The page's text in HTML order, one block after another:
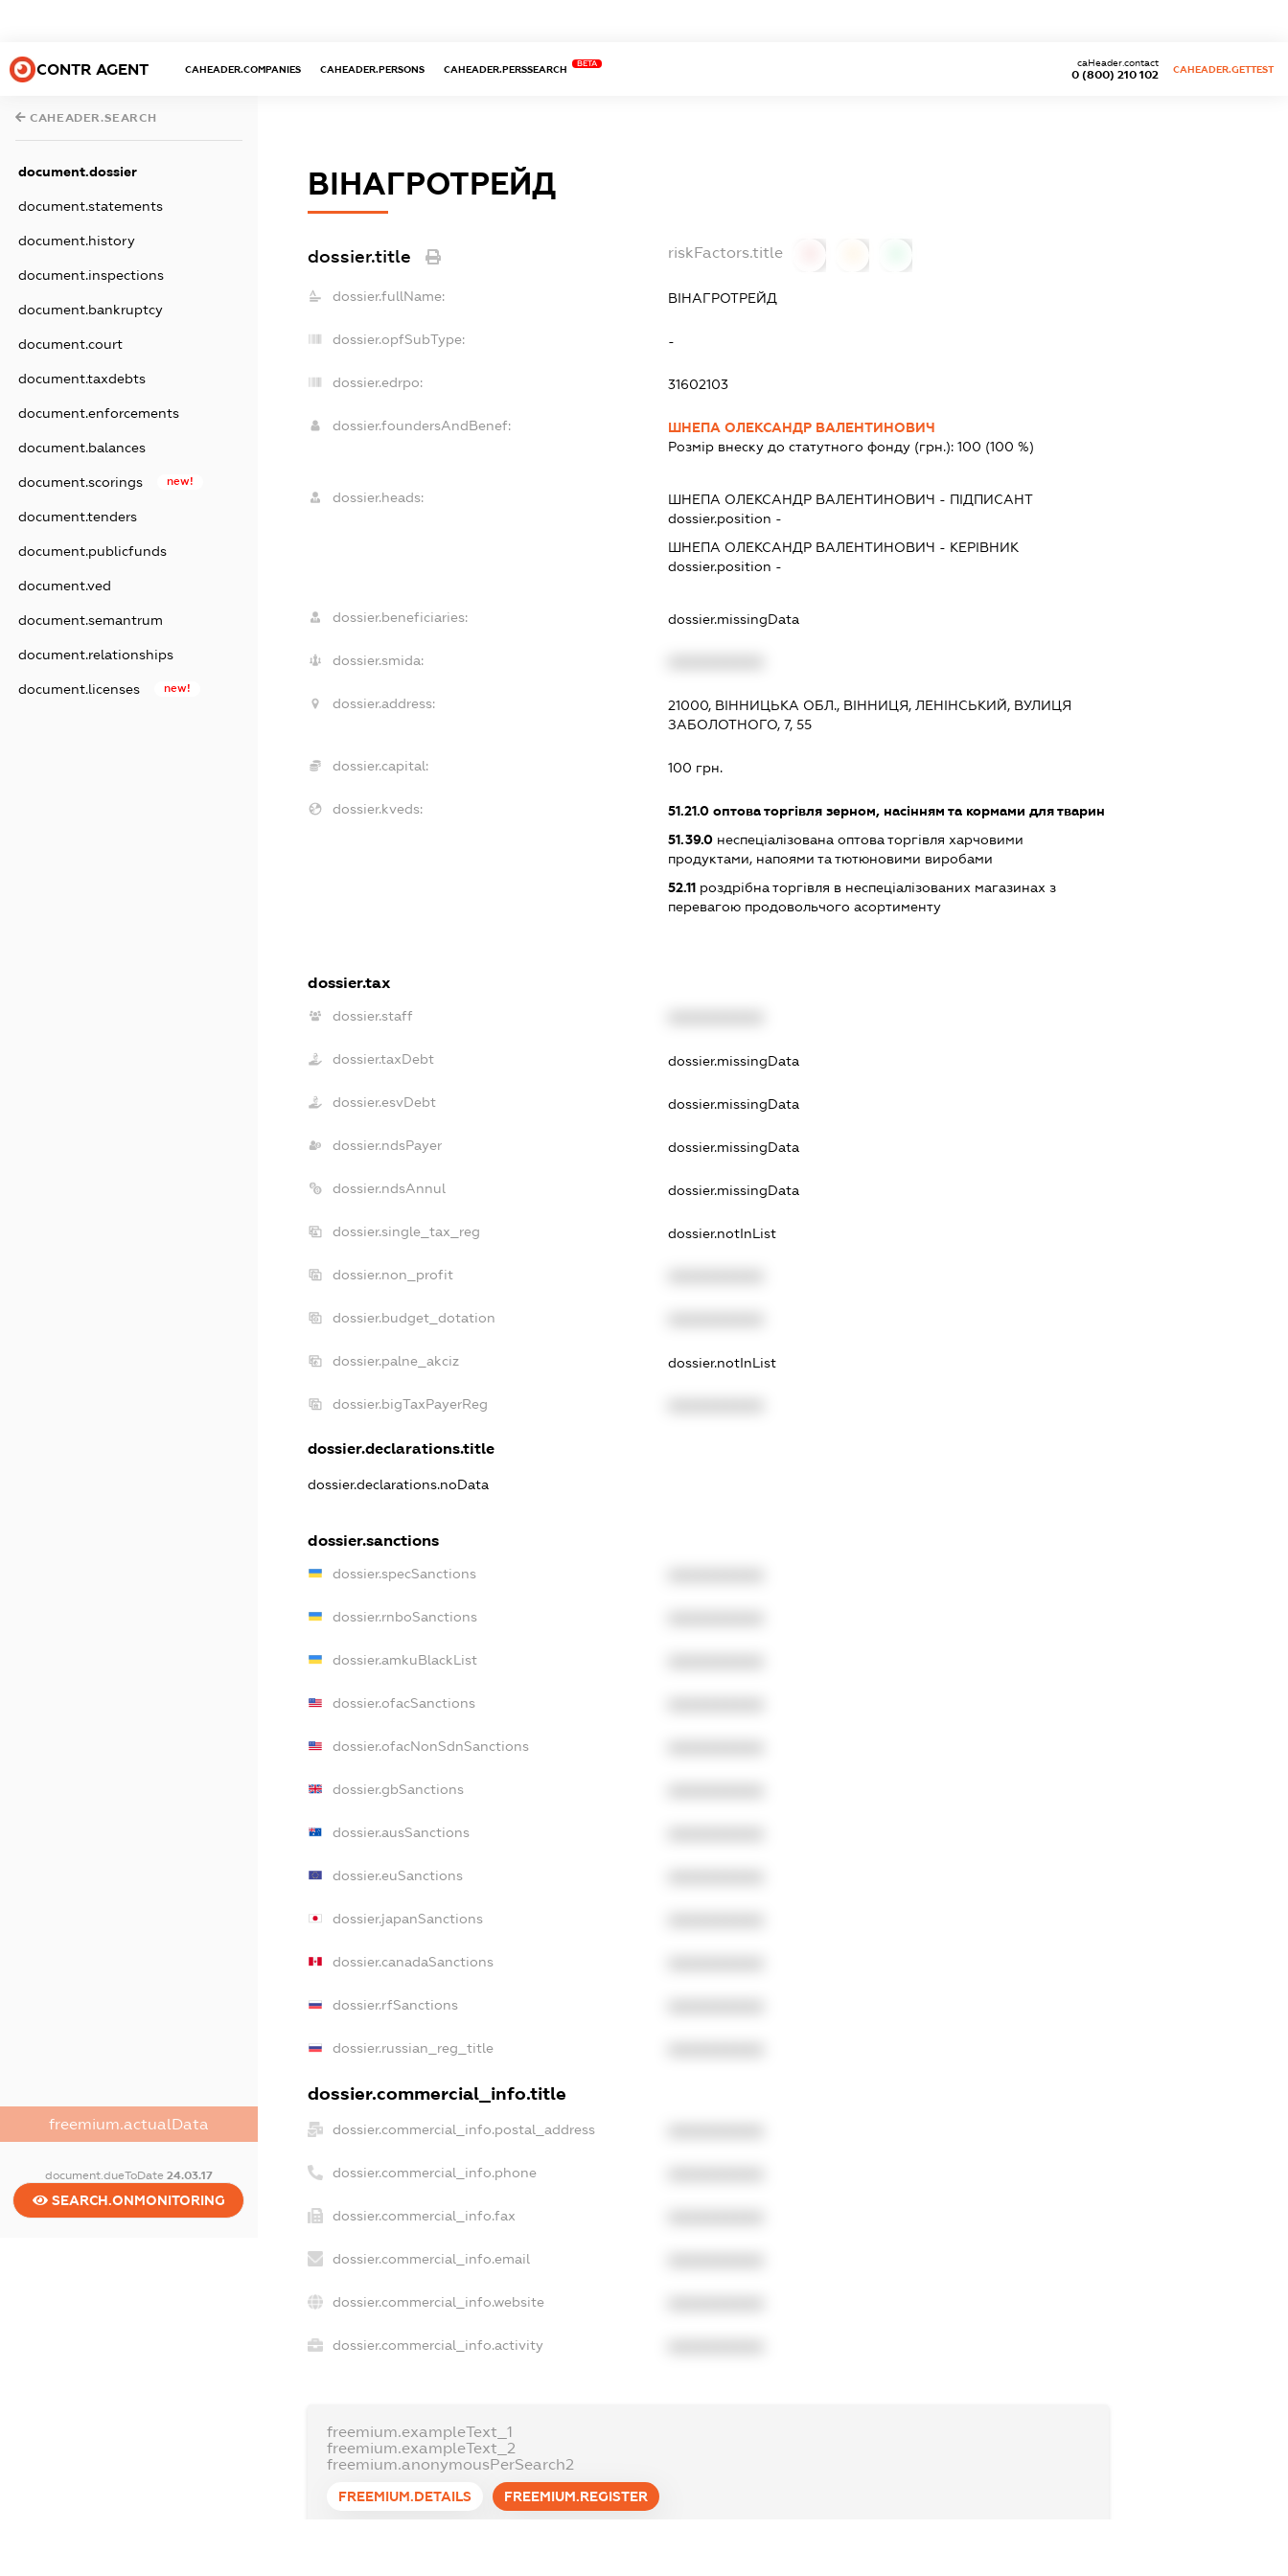
CONTR AGENT CAHEADER.COMPANIES CAHEADER.PERSONS CAHEADER.PERSSEARCH
BETA
0 (800) 210 102
caHeader.contact
CAHEADER.GETTEST
CAHEADER.SEARCH
document.dossier
document.statements
document.history
document.inspections
document.bankruptcy
document.court
document.taxdebts
document.enforcements
document.balances
document.scorings new!
document.tenders
document.publicfunds
document.ved
document.semantrum
document.relationships
document.licenses new!
freemium.actualData
document.dueToDate 24.03.17
SEARCH.ONMONITORING
ВІНАГРОТРЕЙД
dossier.title riskFactors.title
dossier.fullName: ВІНАГРОТРЕЙД
dossier.opfSubType: -
dossier.edrpo: 31602103
dossier.foundersAndBenef:
ШНЕПА ОЛЕКСАНДР ВАЛЕНТИНОВИЧ
Розмір внеску до статутного фонду (грн.):100 (100 %)
dossier.heads: ШНЕПА ОЛЕКСАНДР ВАЛЕНТИНОВИЧ - ПІДПИСАНТ
dossier.position -
ШНЕПА ОЛЕКСАНДР ВАЛЕНТИНОВИЧ - КЕРІВНИК
dossier.position -
dossier.beneficiaries: dossier.missingData
dossier.smida:
dossier.address:
21000, ВІННИЦЬКА ОБЛ., ВІННИЦЯ, ЛЕНІНСЬКИЙ, ВУЛИЦЯ
ЗАБОЛОТНОГО, 7, 55
dossier.capital: 100 грн.
dossier.kveds: 51.21.0 оптова торгівля зерном, насінням та кормами для тварин
51.39.0 неспеціалізована оптова торгівля харчовими
продуктами, напоями та тютюновими виробами
52.11 роздрібна торгівля в неспеціалізованих магазинах з
перевагою продовольчого асортименту
dossier.tax
dossier.staff
dossier.taxDebt dossier.missingData
dossier.esvDebt dossier.missingData
dossier.ndsPayer dossier.missingData
dossier.ndsAnnul dossier.missingData
dossier.single_tax_reg dossier.notInList
dossier.non_profit
dossier.budget_dotation
dossier.palne_akciz dossier.notInList
dossier.bigTaxPayerReg
dossier.declarations.title
dossier.declarations.noData
dossier.sanctions
dossier.specSanctions
dossier.rnboSanctions
dossier.amkuBlackList
dossier.ofacSanctions
dossier.ofacNonSdnSanctions
dossier.gbSanctions
dossier.ausSanctions
dossier.euSanctions
dossier.japanSanctions
dossier.canadaSanctions
dossier.rfSanctions
dossier.russian_reg_title
dossier.commercial_info.title
dossier.commercial_info.postal_address
dossier.commercial_info.phone
dossier.commercial_info.fax
dossier.commercial_info.email
dossier.commercial_info.website
dossier.commercial_info.activity
freemium.exampleText_1
freemium.exampleText_2
freemium.anonymousPerSearch2
FREEMIUM.DETAILS FREEMIUM.REGISTER